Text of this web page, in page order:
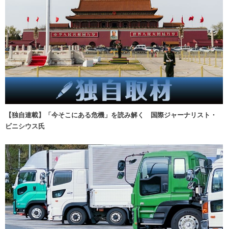
【独自連載】「今そこにある危機」を読み解く 国際ジャーナリスト・
ビニシウス氏